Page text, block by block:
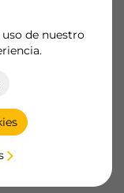
de nuestro